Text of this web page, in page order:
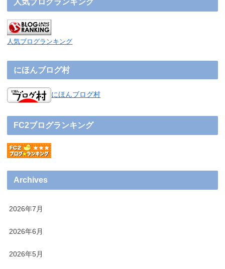
人気ブログランキング
人気ブログランキング
にほんブログ村
にほんブログ村
FC2ブログランキング
Archives
2026年7月
2026年6月
2026年5月